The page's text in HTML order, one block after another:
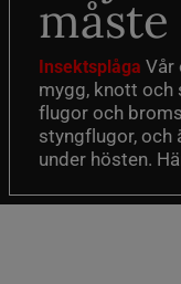
Insektsplåga Vår
mygg, knott
flugor och
styngflugor, och
under hösten.